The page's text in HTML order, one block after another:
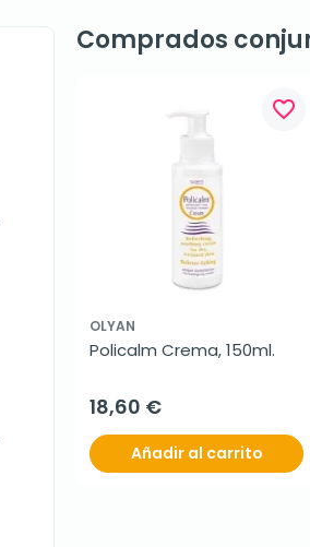
Comprados
favorite_border
OLYAN
Policalm Crema, 150ml.
18,60 €
Añadir al carrito